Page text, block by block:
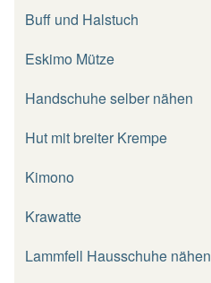
Buff und Halstuch
Eskimo Mütze
Handschuhe selber nähen
Hut mit breiter Krempe
Kimono
Krawatte
Lammfell Hausschuhe nähen